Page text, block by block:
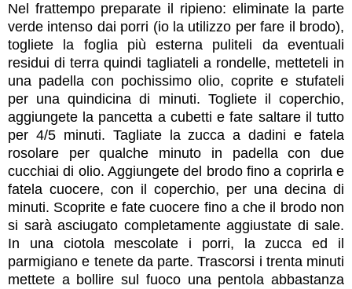
Nel frattempo preparate il ripieno: eliminate la parte
verde intenso dai porri (io la utilizzo per fare il brodo),
togliete la foglia più esterna puliteli da eventuali
residui di terra quindi tagliateli a rondelle, metteteli in
una padella con pochissimo olio, coprite e stufateli
per una quindicina di minuti. Togliete il coperchio,
aggiungete la pancetta a cubetti e fate saltare il tutto
per 4/5 minuti. Tagliate la zucca a dadini e fatela
rosolare per qualche minuto in padella con due
cucchiai di olio. Aggiungete del brodo fino a coprirla e
fatela cuocere, con il coperchio, per una decina di
minuti. Scoprite e fate cuocere fino a che il brodo non
si sarà asciugato completamente aggiustate di sale.
In una ciotola mescolate i porri, la zucca ed il
parmigiano e tenete da parte.Trascorsi i trenta minuti
mettete a bollire sul fuoco una pentola abbastanza